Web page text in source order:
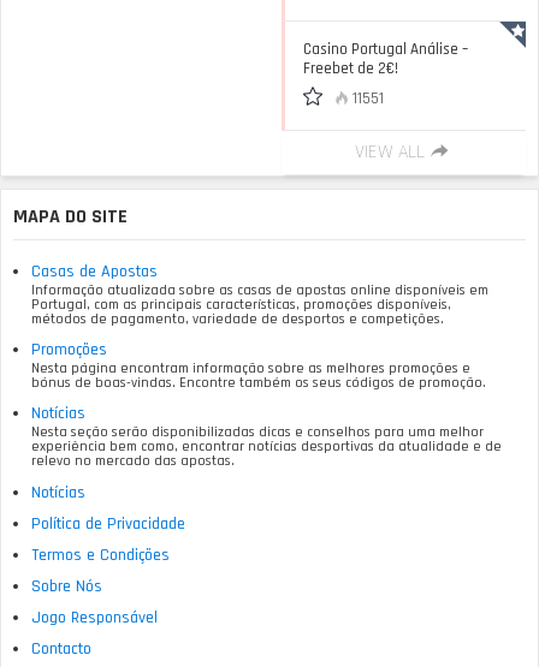
Casino Portugal Análise –
Freebet de 2€!
11551
VIEW ALL
MAPA DO SITE
Casas de Apostas
Informação atualizada sobre as casas de apostas online disponíveis em
Portugal, com as principais características, promoções disponíveis,
métodos de pagamento, variedade de desportos e competições.
Promoções
Nesta página encontram informação sobre as melhores promoções e
bónus de boas-vindas. Encontre também os seus códigos de promoção.
Notícias
Nesta seção serão disponibilizadas dicas e conselhos para uma melhor
experiência bem como, encontrar notícias desportivas da atualidade e de
relevo no mercado das apostas.
Notícias
Política de Privacidade
Termos e Condições
Sobre Nós
Jogo Responsável
Contacto